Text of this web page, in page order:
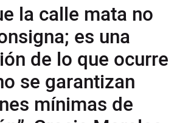
la calle mata no
es una
de lo que ocurre
se garantizan
mínimas de